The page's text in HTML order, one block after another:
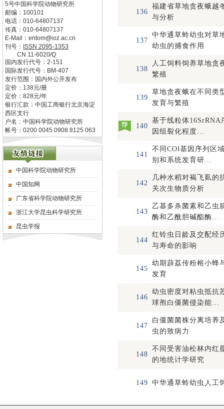
5号中国科学院动物研究所
邮编： 100101
电话： 010-64807137
传真： 010-64807137
E-Mail： entom@ioz.ac.cn
刊号： ISSN 2095-1353
CN 11-6020/Q
国内发行代号： 2-151
国际发行代号： BM-407
发行范围：国内外公开发布
定价： 138元/册
定价： 828元/年
银行汇款：中国工商银行北京海淀
西区支行
户名：中国科学院动物研究所
帐号：0200 0045 0908 8125 063
中国科学院动物研究所
中国知网
广东省科学院动物研究所
浙江大学昆虫科学研究所
昆虫学报
136
福建省草地贪夜蛾越
与分析
137
中华通草蛉幼虫对草
幼虫的捕食作用
138
人工饲料饲养草地贪
繁殖
139
草地贪夜蛾在不同类
发育与繁殖
140
基于线粒体16SrRNA
因组裂化程度...
141
不同COⅠ基因序列区
别和系统发育研...
142
几种水稻对褐飞虱的
关次生物质分析
143
乙基多杀菌素和乙虫
酶和乙酰胆碱酯酶...
144
红铃虫日龄及交配经
与寿命的影响
145
幼期薜荔传粉榕小蜂
发育
146
幼虫密度对粘虫抵抗
球孢白僵菌侵染能...
147
白僵菌菌株分离培养
虫的致病力
148
不同受害油松林内红
的地统计学研究
149 中华通草蛉幼虫人工